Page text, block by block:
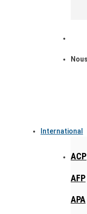
International
ACP
AFP
APA